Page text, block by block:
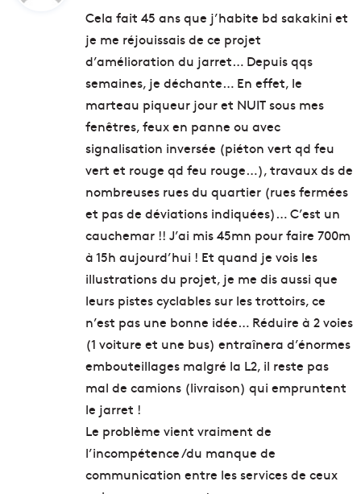
Cela fait 45 ans que j’habite bd sakakini et
je me réjouissais de ce projet
d’amélioration du jarret… Depuis qqs
semaines, je déchante… En effet, le
marteau piqueur jour et NUIT sous mes
fenêtres, feux en panne ou avec
signalisation inversée (piéton vert qd feu
vert et rouge qd feu rouge…), travaux ds de
nombreuses rues du quartier (rues fermées
et pas de déviations indiquées)… C’est un
cauchemar !! J’ai mis 45mn pour faire 700m
à 15h aujourd’hui ! Et quand je vois les
illustrations du projet, je me dis aussi que
leurs pistes cyclables sur les trottoirs, ce
n’est pas une bonne idée… Réduire à 2 voies
(1 voiture et une bus) entraînera d’énormes
embouteillages malgré la L2, il reste pas
mal de camions (livraison) qui empruntent
le jarret !
Le problème vient vraiment de
l’incompétence /du manque de
communication entre les services de ceux